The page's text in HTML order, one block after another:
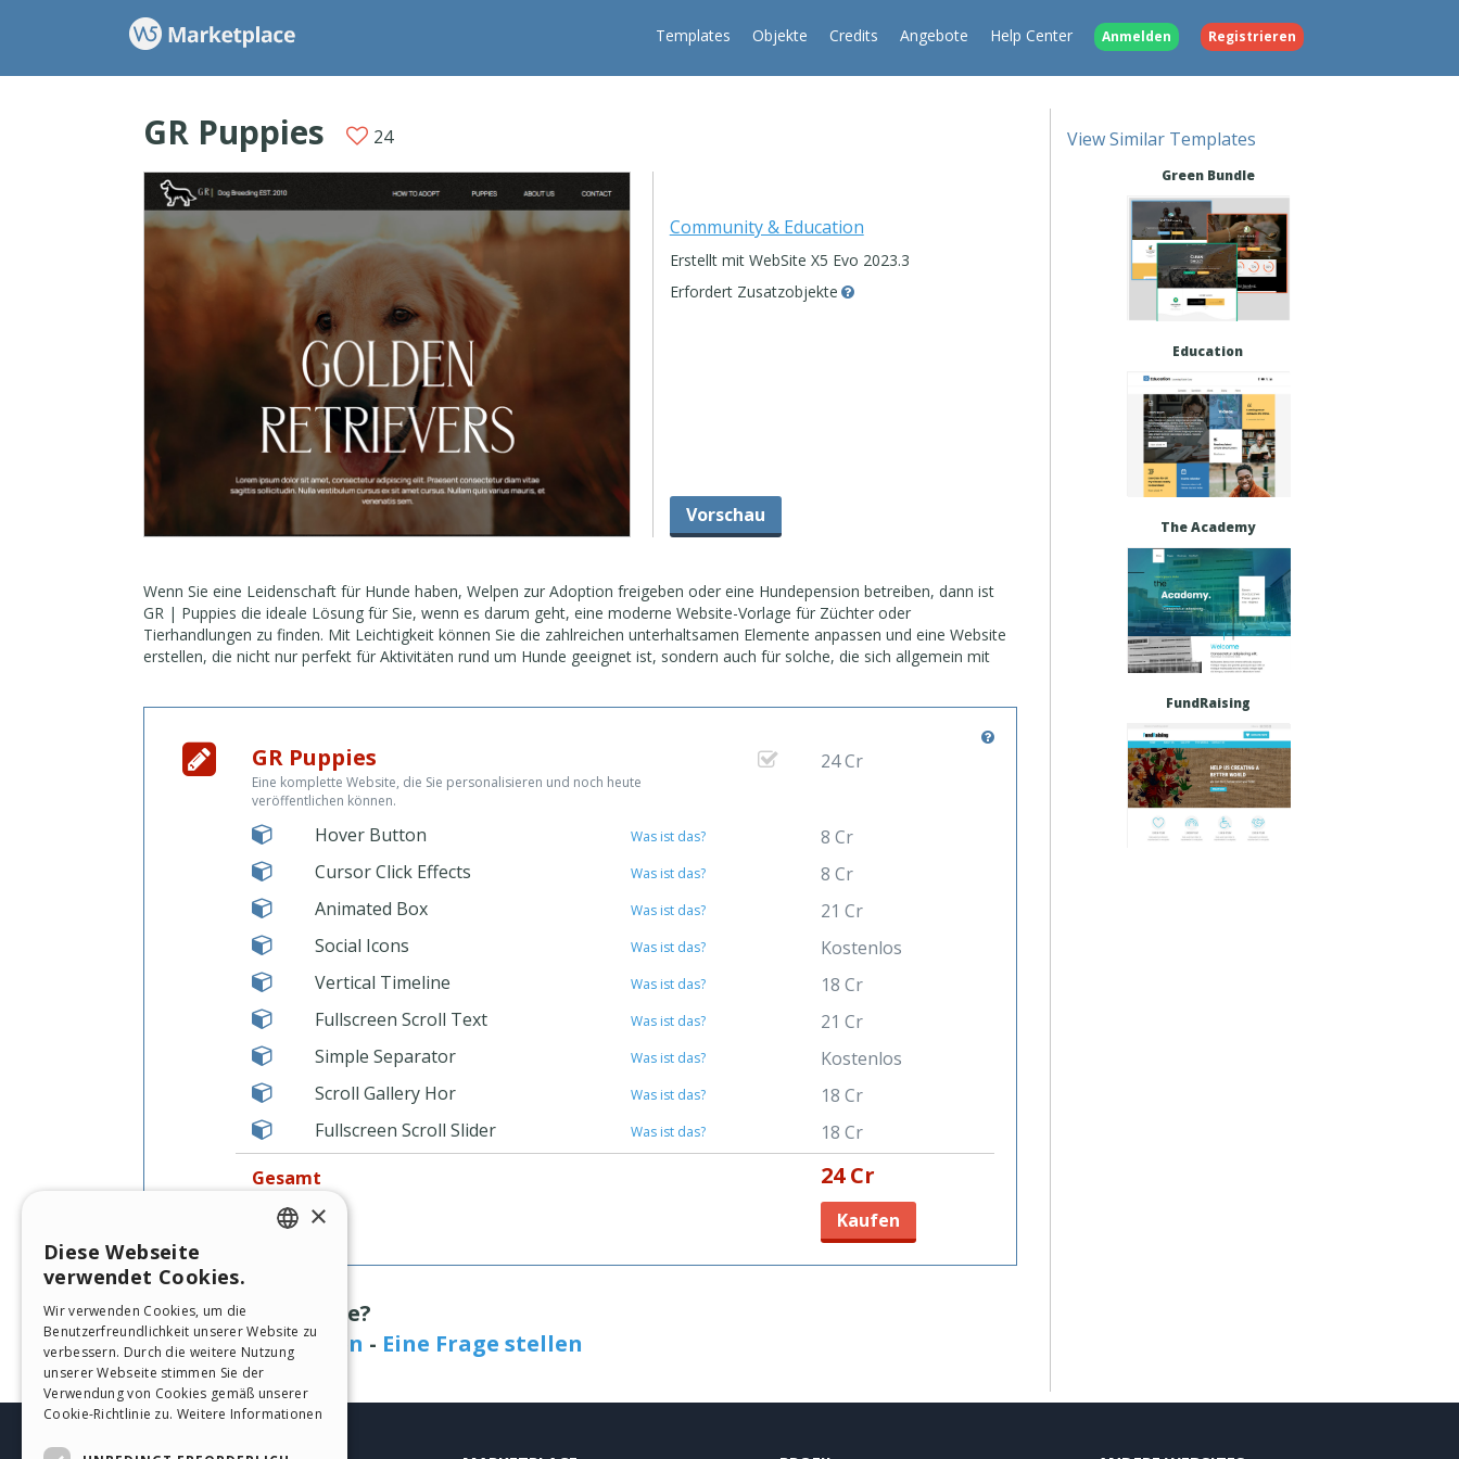
Templates Objekte Credits Angebote Help Center Anmelden Registrieren
GR Puppies 24
Community & Education
Erstellt mit WebSite X5 Evo 2023.3
Erfordert Zusatzobjekte
Vorschau
Wenn Sie eine Leidenschaft für Hunde haben, Welpen zur Adoption freigeben oder eine Hundepension betreiben, dann ist
GR | Puppies die ideale Lösung für Sie, wenn es darum geht, eine moderne Website-Vorlage für Züchter oder
Tierhandlungen zu finden. Mit Leichtigkeit können Sie die zahlreichen unterhaltsamen Elemente anpassen und eine Website
erstellen, die nicht nur perfekt für Aktivitäten rund um Hunde geeignet ist, sondern auch für solche, die sich allgemein mit
GR Puppies
Eine komplette Website, die Sie personalisieren und noch heute
veröffentlichen können.
24 Cr
Hover Button Was ist das?
8 Cr
Cursor Click Effects
Was ist das?
8 Cr
Animated Box
Was ist das?
21 Cr
Social Icons
Was ist das?
Kostenlos
Vertical Timeline
Was ist das?
18 Cr
Fullscreen Scroll Text
Was ist das?
21 Cr
Simple Separator
Was ist das?
Kostenlos
Scroll Gallery Hor
Was ist das?
18 Cr
Fullscreen Scroll Slider
Was ist das?
18 Cr
Gesamt
24 Cr
Kaufen
Benötigen Sie Hilfe?
FAQ-Seite besuchen - Eine Frage stellen
View Similar Templates
Green Bundle
Education
The Academy
FundRaising
GERMAN
SPANISH
PORTUGUESE
×
Diese Webseite
verwendet Cookies.
Wir verwenden Cookies, um die
Benutzerfreundlichkeit unserer Website zu
verbessern. Durch die weitere Nutzung
unserer Webseite stimmen Sie der
Verwendung von Cookies gemäß unserer
Cookie-Richtlinie zu. Weitere Informationen